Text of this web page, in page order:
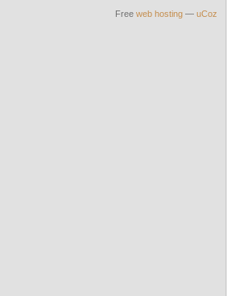
Free web hosting — uCoz